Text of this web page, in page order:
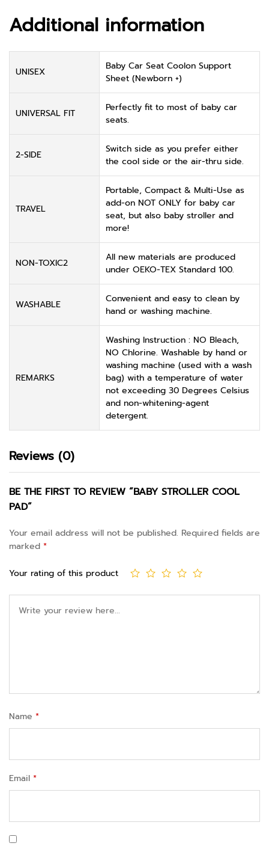
Additional information
UNISEX
Baby Car Seat Coolon Support
Sheet (Newborn +)
UNIVERSAL FIT
Perfectly fit to most of baby car
seats.
2-SIDE
Switch side as you prefer either
the cool side or the air-thru side.
TRAVEL
Portable, Compact & Multi-Use as
add-on NOT ONLY for baby car
seat, but also baby stroller and
more!
NON-TOXIC2
All new materials are produced
under OEKO-TEX Standard 100.
WASHABLE
Convenient and easy to clean by
hand or washing machine.
REMARKS
Washing Instruction : NO Bleach,
NO Chlorine. Washable by hand or
washing machine (used with a wash
bag) with a temperature of water
not exceeding 30 Degrees Celsius
and non-whitening-agent
detergent.
Reviews (0)
BE THE FIRST TO REVIEW “BABY STROLLER COOL
PAD”
Your email address will not be published. Required fields are
marked *
Your rating of this product
Name *
Email *